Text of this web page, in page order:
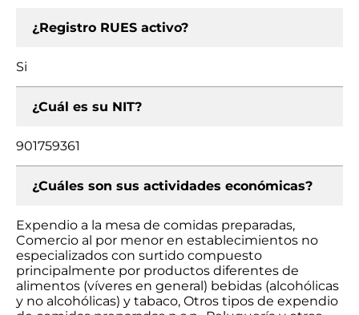
¿Registro RUES activo?
Si
¿Cuál es su NIT?
901759361
¿Cuáles son sus actividades económicas?
Expendio a la mesa de comidas preparadas,
Comercio al por menor en establecimientos no
especializados con surtido compuesto
principalmente por productos diferentes de
alimentos (víveres en general) bebidas (alcohólicas
y no alcohólicas) y tabaco, Otros tipos de expendio